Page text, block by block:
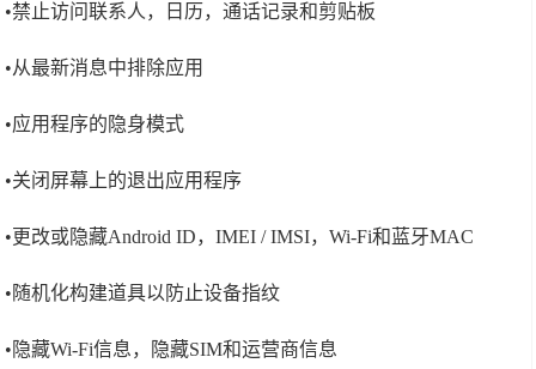
•禁止访问联系人，日历，通话记录和剪贴板
•从最新消息中排除应用
•应用程序的隐身模式
•关闭屏幕上的退出应用程序
•更改或隐藏Android ID，IMEI / IMSI，Wi-Fi和蓝牙MAC
•随机化构建道具以防止设备指纹
•隐藏Wi-Fi信息，隐藏SIM和运营商信息